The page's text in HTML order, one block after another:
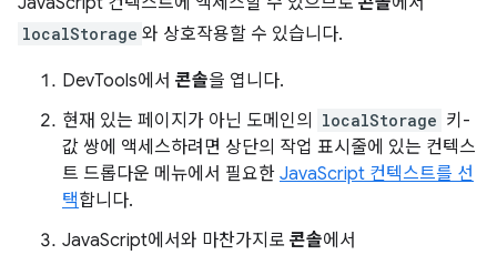
localStorage 와 상호작용할 수 있습니다.
DevTools에서 콘솔을 엽니다.
현재 있는 페이지가 아닌 도메인의
localStorage 키-
값 쌍에 액세스하려면 상단의 작업 표시줄에 있는 컨텍스
트 드롭다운 메뉴에서 필요한 JavaScript 컨텍스트를 선
택합니다.
JavaScript에서와 마찬가지로 콘솔에서